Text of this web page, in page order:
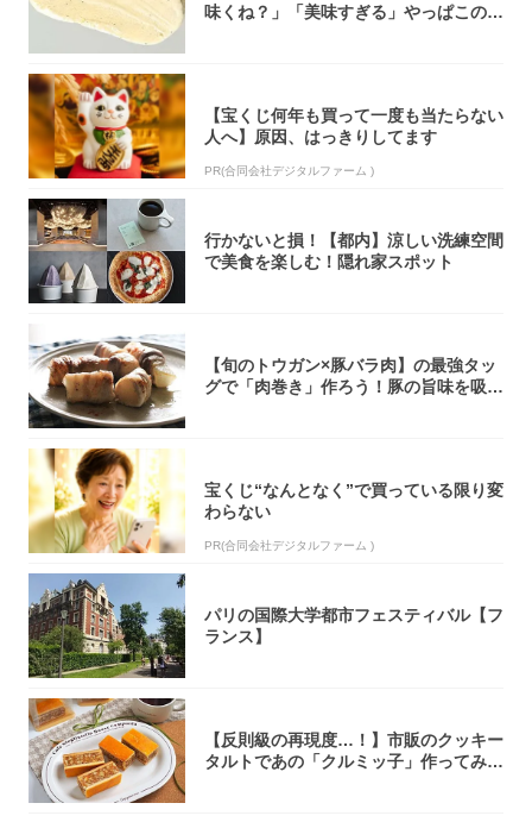
味くね？」「美味すぎる」やっぱこのク
【宝くじ何年も買って一度も当たらない
人へ】原因、はっきりしてます
PR(合同会社デジタルファーム )
行かないと損！【都内】涼しい洗練空間
で美食を楽しむ！隠れ家スポット
【旬のトウガン×豚バラ肉】の最強タッ
グで「肉巻き」作ろう！豚の旨味を吸い
宝くじ“なんとなく”で買っている限り変
わらない
PR(合同会社デジタルファーム )
パリの国際大学都市フェスティバル【フ
ランス】
【反則級の再現度…！】市販のクッキー
タルトであの「クルミッ子」作ってみ